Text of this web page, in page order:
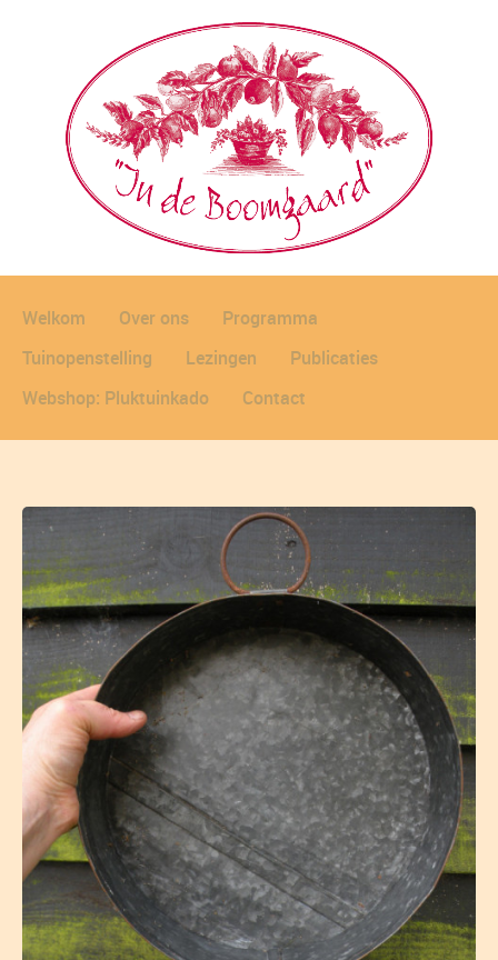
Welkom Over ons
Programma
Tuinopenstelling
Lezingen
Publicaties
Webshop: Pluktuinkado
Contact